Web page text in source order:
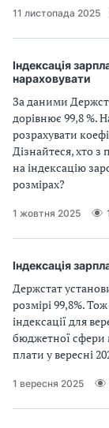
11 листопада 2025
Індексація
нараховувати
За даними
дорівнює 99,8 %.
розрахувати
Дізнайтеся, хто
на індексацію
розмірах?
1 жовтня 2025
Індексація
Держстат
розмірі 99,8%.
індексації для
бюджетної сфери
плати у вересні
1 вересня 2025